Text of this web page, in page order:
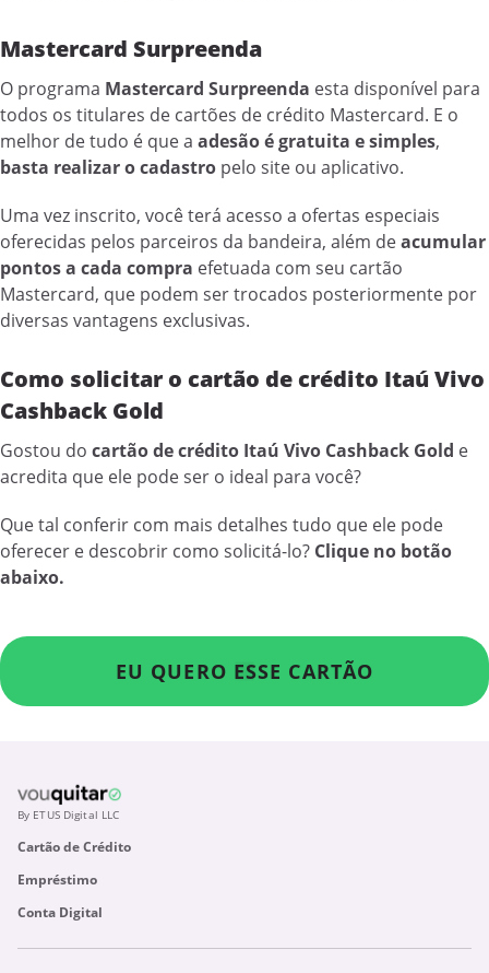
Mastercard Surpreenda
O programa Mastercard Surpreenda esta disponível para
todos os titulares de cartões de crédito Mastercard. E o
melhor de tudo é que a adesão é gratuita e simples,
basta realizar o cadastro pelo site ou aplicativo.
Uma vez inscrito, você terá acesso a ofertas especiais
oferecidas pelos parceiros da bandeira, além deacumular
pontos a cada compra efetuada com seu cartão
Mastercard, que podem ser trocados posteriormente por
diversas vantagens exclusivas.
Como solicitar o cartão de crédito Itaú Vivo
Cashback Gold
Gostou do cartão de crédito Itaú Vivo Cashback Gold e
acredita que ele pode ser o ideal para você?
Que tal conferir com mais detalhes tudo que ele pode
oferecer e descobrir como solicitá-lo? Clique no botão
abaixo.
EU QUERO ESSE CARTÃO
By ETUS Digital LLC
Cartão de Crédito
Empréstimo
Conta Digital